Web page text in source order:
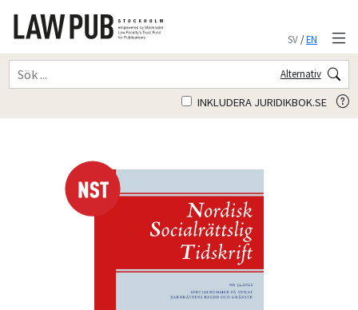
SV/EN
Alternativ
INKLUDERA JURIDIKBOK.SE